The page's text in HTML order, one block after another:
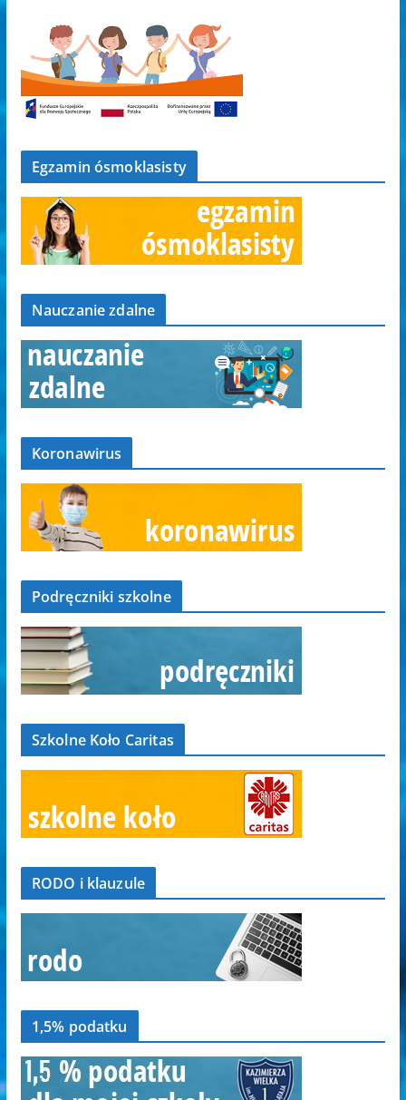
Egzamin ósmoklasisty
Nauczanie zdalne
Koronawirus
Podręczniki szkolne
Szkolne Koło Caritas
RODO i klauzule
1,5% podatku